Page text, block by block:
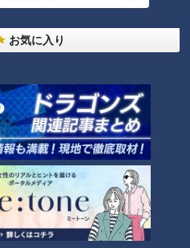
お気に入り
「いかときゅうり、セロリの中
華マリネ」の作り方【キユーピ
ー３分クッキング】